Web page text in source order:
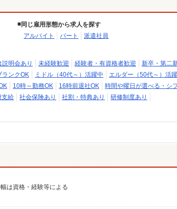
同じ雇用形態から求人を探す
アルバイト
パート 派遣社員
明会あり 未経験歓迎 経験者・有資格者歓迎
新卒・第二
ランクOK ミドル（40代～）活躍中
エルダー（50代～）活
10時～勤務OK 16時前退社OK
時間や曜日が選べる・シ
支給 社会保険あり 社割・特典あり
研修制度あり
は資格・経験等による